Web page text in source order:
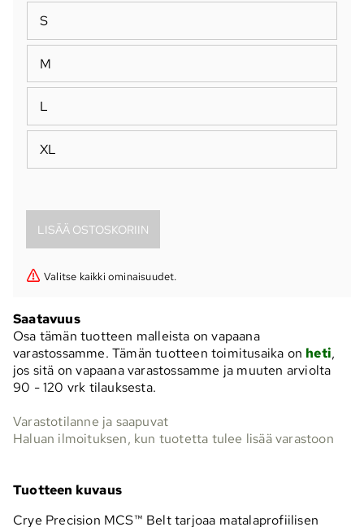
S
M
L
XL
Valitse kaikki ominaisuudet.
Saatavuus
Osa tämän tuotteen malleista on vapaana
varastossamme. Tämän tuotteen toimitusaika on heti,
jos sitä on vapaana varastossamme ja muuten arviolta
90 - 120 vrk tilauksesta.
Varastotilanne ja saapuvat
Haluan ilmoituksen, kun tuotetta tulee lisää varastoon
Tuotteen kuvaus
Crye Precision MCS™ Belt tarjoaa matalaprofiilisen